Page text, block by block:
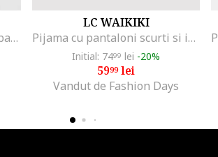
Pijama din amestec de bumbac cu pantaloni lungi, Alb/Bleumarin
LC WAIKIKI
Pijama cu pantaloni scurti si imprimeu Minecraft, Verde deschis/Gri deschis melange
Initial: 7499 lei -20%
5999lei
Vandut de Fashion Days